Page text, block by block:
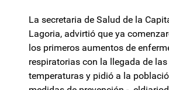
La secretaria de Salud de la
Lagoria, advirtió que ya
los primeros aumentos de
respiratorias con la llegada de
temperaturas y pidió a la